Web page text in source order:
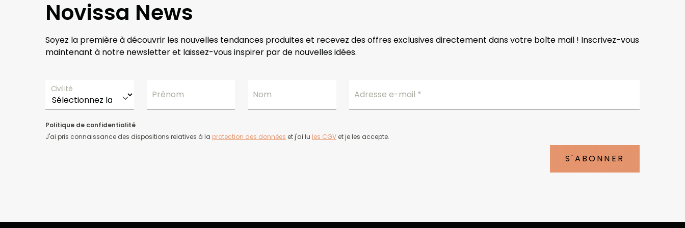
Novissa News
Soyez la première à découvrir les nouvelles tendances produites et recevez des offres exclusives directement dans votre boîte mail ! Inscrivez-vous
maintenant à notre newsletter et laissez-vous inspirer par de nouvelles idées.
Civilité Prénom Nom Adresse e-mail *
Politique de confidentialité
J'ai pris connaissance des dispositions relatives à la protection des données et j'ai lu les CGV et je les accepte.
S'ABONNER